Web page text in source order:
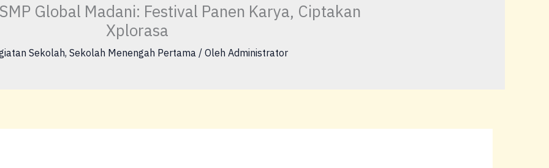
Global Madani: Festival Panen Karya, Ciptakan
Xplorasa
Sekolah, Sekolah Menengah Pertama/ Oleh Administrator